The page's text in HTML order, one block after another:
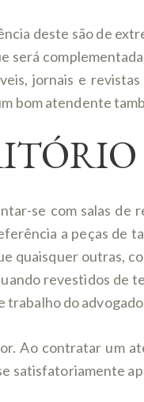
deste são de
será
jornais e
bom atendente
se com salas de
a peças de
quaisquer outras,
revestidos
trabalho do
Ao contratar um
satisfatoriamente